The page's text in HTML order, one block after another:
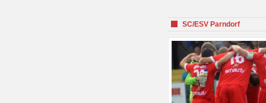
SC/ESV Parndorf